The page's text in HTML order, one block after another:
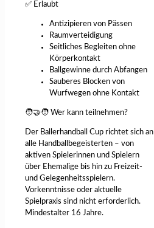
✅ Erlaubt
Antizipieren von Pässen
Raumverteidigung
Seitliches Begleiten ohne
Körperkontakt
Ballgewinne durch Abfangen
Sauberes Blocken von
Wurfwegen ohne Kontakt
🧑‍🤝‍🧑 Wer kann teilnehmen?
Der Ballerhandball Cup richtet sich an
alle Handballbegeisterten – von
aktiven Spielerinnen und Spielern
über Ehemalige bis hin zu Freizeit-
und Gelegenheitsspielern.
Vorkenntnisse oder aktuelle
Spielpraxis sind nicht erforderlich.
Mindestalter 16 Jahre.